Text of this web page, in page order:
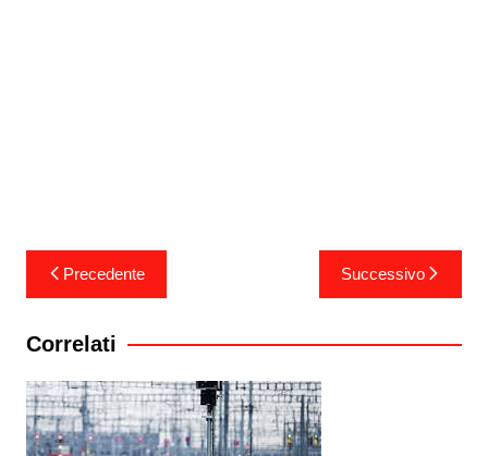
Navigazione
articoli
Precedente Successivo
Correlati